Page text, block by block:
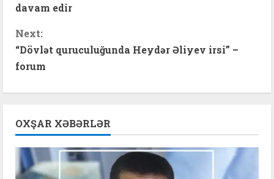
n
t
i
n
u
e
R
davam edir
Next:
“Dövlət quruculuğunda Heydər Əliyev irsi” –
forum
OXŞAR XƏBƏRLƏR